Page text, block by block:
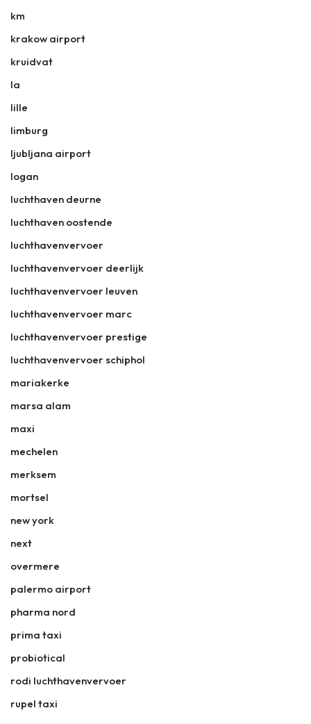
km
krakow airport
kruidvat
la
lille
limburg
ljubljana airport
logan
luchthaven deurne
luchthaven oostende
luchthavenvervoer
luchthavenvervoer deerlijk
luchthavenvervoer leuven
luchthavenvervoer marc
luchthavenvervoer prestige
luchthavenvervoer schiphol
mariakerke
marsa alam
maxi
mechelen
merksem
mortsel
new york
next
overmere
palermo airport
pharma nord
prima taxi
probiotical
rodi luchthavenvervoer
rupel taxi